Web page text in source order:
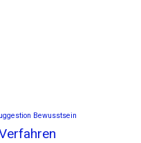
Bewusstsein